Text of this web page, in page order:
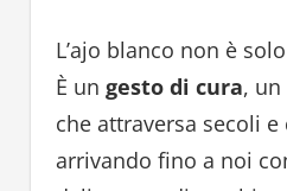
L’ajo blanco non è
È un gesto di cura,
che attraversa secoli
arrivando fino a noi